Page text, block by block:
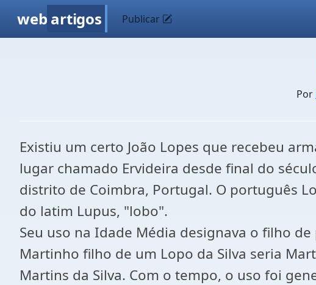
web artigos Publicar
Por
Existiu um certo João Lopes que recebeu
lugar chamado Ervideira desde final do
distrito de Coimbra, Portugal. O português
do latim Lupus, "lobo".
Seu uso na Idade Média designava o filho
Martinho filho de um Lopo da Silva seria
Martins da Silva. Com o tempo, o uso foi